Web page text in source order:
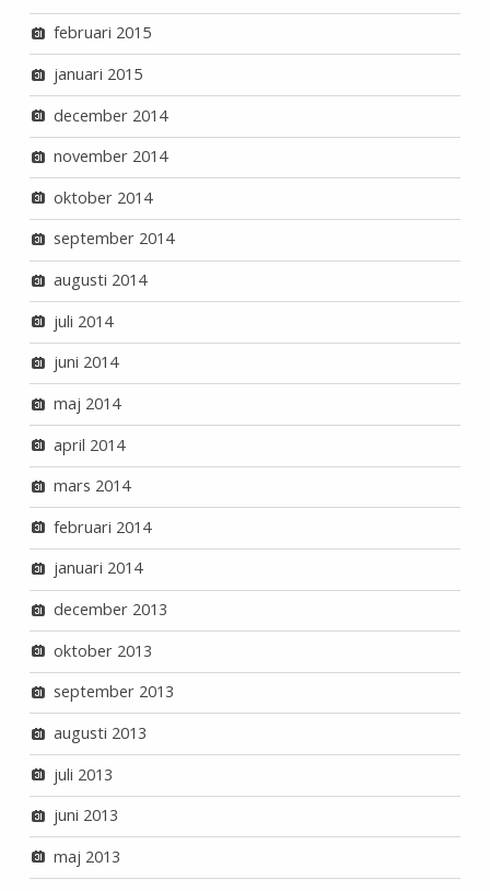
februari 2015
januari 2015
december 2014
november 2014
oktober 2014
september 2014
augusti 2014
juli 2014
juni 2014
maj 2014
april 2014
mars 2014
februari 2014
januari 2014
december 2013
oktober 2013
september 2013
augusti 2013
juli 2013
juni 2013
maj 2013